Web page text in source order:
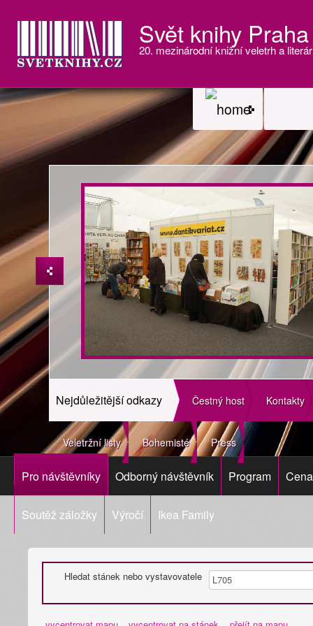
Svět knihy
20. mezinárodní knižní veletrh a
Nejdůležitější odkazy Čestný host Kontakty
Veletržní listy Bohemisté Press
Pro návštěvníky Odborný návštěvník Program
Soutěž záložky Výročí Ikea Family
Hledat stánek nebo vystavovatele